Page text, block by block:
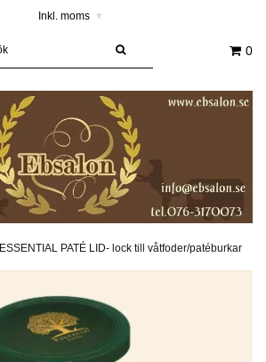
Inkl. moms ▾
0
ESSENTIAL PATÉ LID- lock till våtfoder/patéburkar